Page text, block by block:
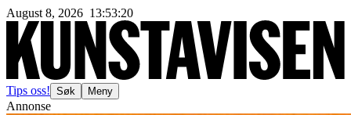
August 8, 2026 13:53:22
Tips oss! Søk Meny
Annonse